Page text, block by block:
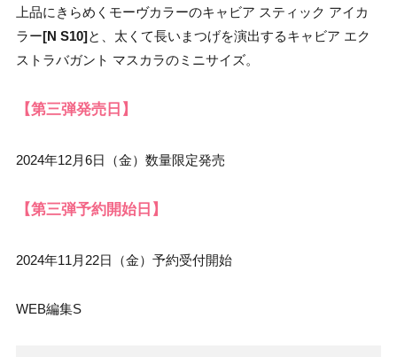
上品にきらめくモーヴカラーのキャビア スティック アイカ
ラー[N S10]と、太くて長いまつげを演出するキャビア エク
ストラバガント マスカラのミニサイズ。
【第三弾発売日】
2024年12月6日（金）数量限定発売
【第三弾予約開始日】
2024年11月22日（金）予約受付開始
WEB編集S